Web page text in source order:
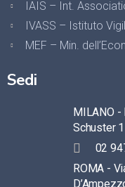
IAIS – Int.
IVASS – Istituto
MEF – Min.
Sedi
MILANO
Schuster 1
02
ROMA -